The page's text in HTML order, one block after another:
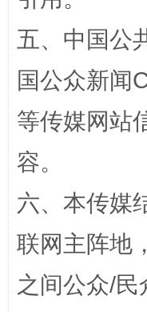
扯下公款旅游
“蜀中异人”王
五、中国公
国公众新闻
等传媒网站
容。
六、本传媒
联网主阵地
之间公众/